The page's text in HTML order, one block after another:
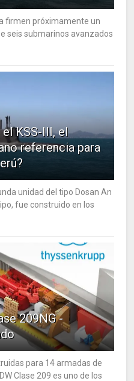
firmen próximamente un
seis submarinos avanzados
KSS-III, el
referencia para
unidad del tipo Dosan An
fue construido en los
209NG -
para 14 armadas de
Clase 209 es uno de los